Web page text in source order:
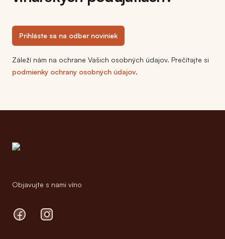
Prihláste sa na odber noviniek
Záleží nám na ochrane Vašich osobných údajov. Prečítajte si
podmienky ochrany osobných údajov.
Objavujte s nami víno
FacebookInstagram